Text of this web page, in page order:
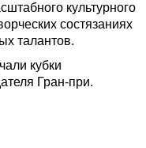
культурного
состязаниях
талантов.
кубки
Гран-при.